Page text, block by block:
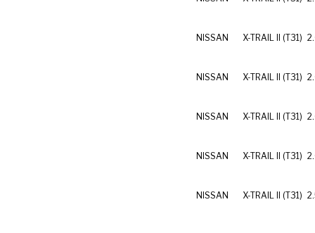
NISSAN X-TRAIL II (T31)
NISSAN X-TRAIL II (T31)
NISSAN X-TRAIL II (T31)
NISSAN X-TRAIL II (T31)
NISSAN X-TRAIL II (T31)